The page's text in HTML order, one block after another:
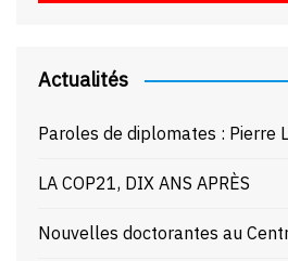
Actualités
Paroles de diplomates : Pierre
LA COP21, DIX ANS APRÈS
Nouvelles doctorantes au